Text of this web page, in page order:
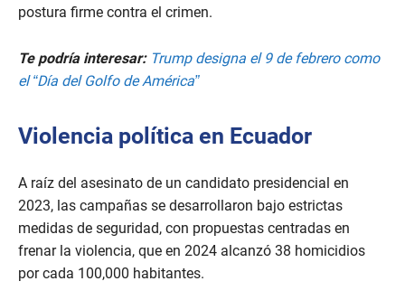
postura firme contra el crimen.
Te podría interesar: Trump designa el 9 de febrero como
el “Día del Golfo de América”
Violencia política en Ecuador
A raíz del asesinato de un candidato presidencial en
2023, las campañas se desarrollaron bajo estrictas
medidas de seguridad, con propuestas centradas en
frenar la violencia, que en 2024 alcanzó 38 homicidios
por cada 100,000 habitantes.